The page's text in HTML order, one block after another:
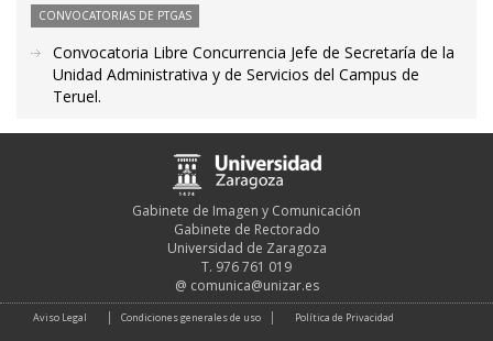
CONVOCATORIAS DE PTGAS
Convocatoria Libre Concurrencia Jefe de Secretaría de la
Unidad Administrativa y de Servicios del Campus de
Teruel.
Gabinete de Imagen y Comunicación
Gabinete de Rectorado
Universidad de Zaragoza
T. 976 761 019
@ comunica@unizar.es
Aviso Legal Condiciones generales de uso Política de Privacidad